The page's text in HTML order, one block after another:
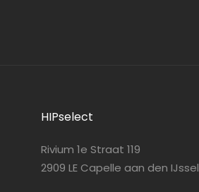
HIPselect
Rivium 1e Straat 119
2909 LE Capelle aan den IJssel